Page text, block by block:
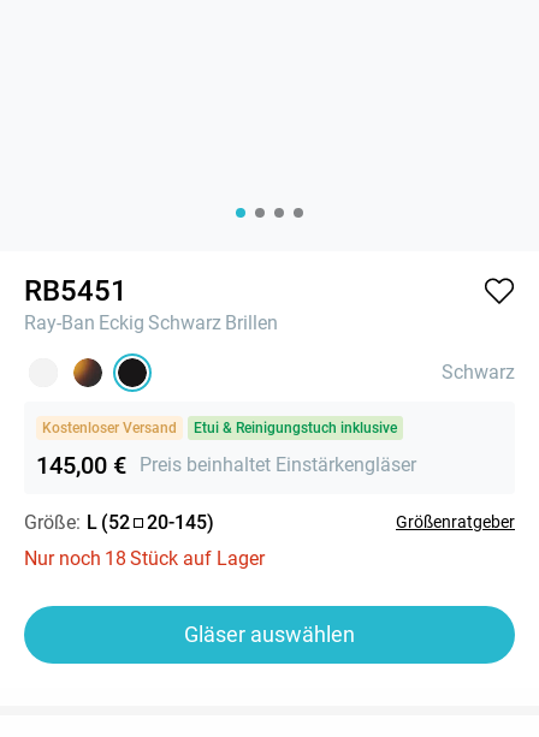
RB5451
Ray-Ban Eckig Schwarz Brillen
Schwarz
Kostenloser Versand Etui & Reinigungstuch inklusive
145,00 € Preis beinhaltet Einstärkengläser
Größe: L (52 20-145) Größenratgeber
Nur noch 18 Stück auf Lager
Gläser auswählen